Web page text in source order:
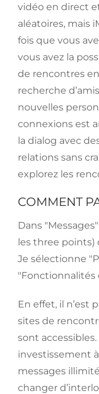
vidéo en direct
aléatoires, mais
fois que vous
vous avez la
de rencontres
recherche
nouvelles
connexions est
la dialog avec
relations sans
explorez les
COMMENT
Dans
les three points)
Je sélectionne
"Fonctionnalités
En effet, il n’est
sites de
sont
investissement
messages
changer